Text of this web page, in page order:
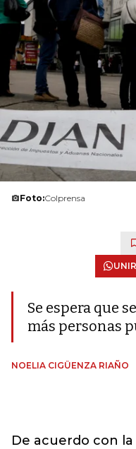
Foto:Colprensa
Se espera que
más personas
NOELIA CIGÜENZA RIAÑO
De acuerdo con